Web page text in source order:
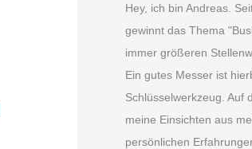
Hey, ich bin Andreas.
gewinnt das Thema
immer größeren
Ein gutes Messer ist
Schlüsselwerkzeug. Auf
meine Einsichten aus
persönlichen